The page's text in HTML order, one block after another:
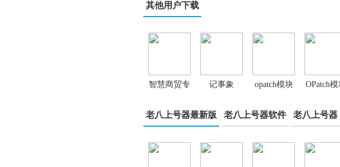
其他用户下载
智慧商贸专
业版app
记事象 opatch模块
仓库
OPatch模
老八上号器最新版 老八上号器软件 老八上号器